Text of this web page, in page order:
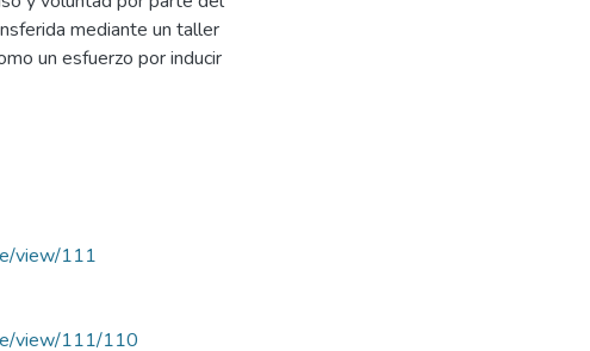
mediante un taller
un esfuerzo por inducir
view/111
view/111/110